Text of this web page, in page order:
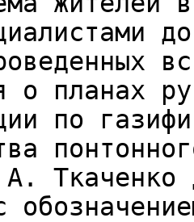
о планах
по
А. Ткаченко